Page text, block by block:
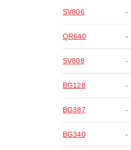
SV806 -
QR640 -
SV808 -
BG128 -
BG387 -
BG340 -